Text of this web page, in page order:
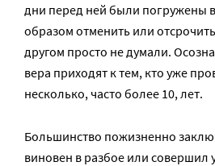
дни перед ней были погружены
образом отменить или
другом просто не думали.
вера приходят к тем, кто уже
несколько, часто более 10, лет.
Большинство пожизненно
виновен в разбое или совершил